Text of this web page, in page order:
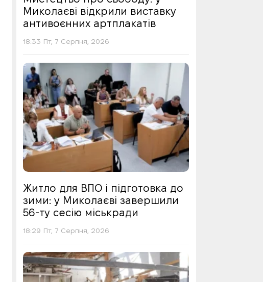
Миколаєві відкрили виставку
антивоєнних артплакатів
18:33 Пт, 7 Серпня, 2026
Житло для ВПО і підготовка до
зими: у Миколаєві завершили
56-ту сесію міськради
18:29 Пт, 7 Серпня, 2026